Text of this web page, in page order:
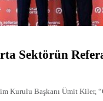
Sektörün
Kurulu Başkanı Ümit Kiler,